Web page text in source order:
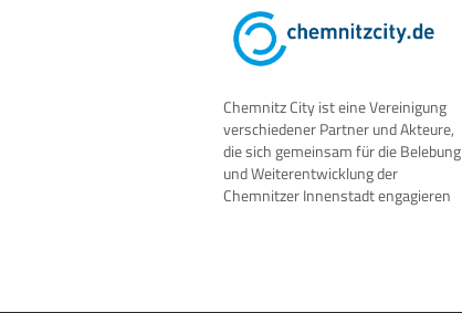
Chemnitz City ist eine Vereinigung
verschiedener Partner und Akteure,
die sich gemeinsam für die Belebung
und Weiterentwicklung der
Chemnitzer Innenstadt engagieren